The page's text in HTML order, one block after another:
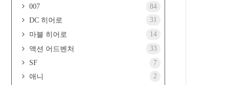
007
84
DC 히어로
31
마블 히어로
14
액션 어드벤처
33
SF
7
애니
2